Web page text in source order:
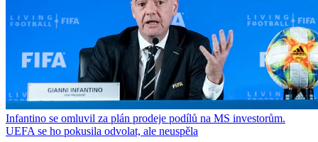
Infantino se omluvil za plán prodeje podílů na MS investorům.
UEFA se ho pokusila odvolat, ale neuspěla